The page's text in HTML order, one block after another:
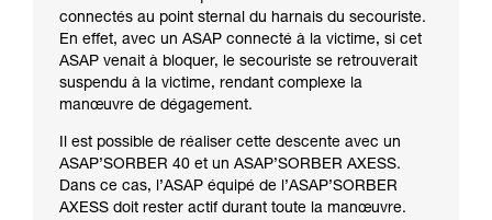
connectés au point sternal du harnais du secouriste.
En effet, avec un ASAP connecté à la victime, si cet
ASAP venait à bloquer, le secouriste se retrouverait
suspendu à la victime, rendant complexe la
manœuvre de dégagement.
Il est possible de réaliser cette descente avec un
ASAP’SORBER 40 et un ASAP’SORBER AXESS.
Dans ce cas, l’ASAP équipé de l’ASAP’SORBER
AXESS doit rester actif durant toute la manœuvre.